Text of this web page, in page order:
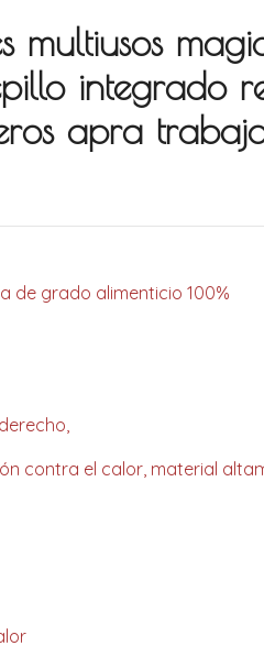
multiusos
integrado
apra
de grado alimenticio 100%
contra el calor, material